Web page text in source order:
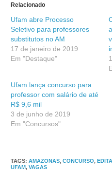
Relacionado
Ufam abre Processo
Seletivo para professores
substitutos no AM
17 de janeiro de 2019
Em "Destaque"
Ufam lança concurso para
professor com salário de até
R$ 9,6 mil
3 de junho de 2019
Em "Concursos"
TAGS:AMAZONAS, CONCURSO,
UFAM, VAGAS